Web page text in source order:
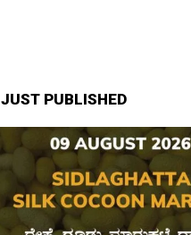
JUST PUBLISHED